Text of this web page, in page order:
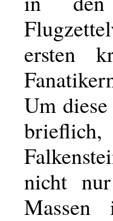
ersten
Um
nicht